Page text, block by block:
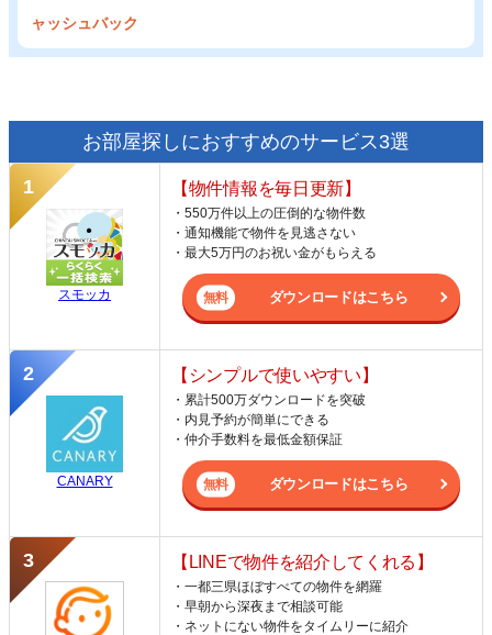
ャッシュバック
お部屋探しにおすすめのサービス3選
スモッカ
【物件情報を毎日更新】
・550万件以上の圧倒的な物件数
・通知機能で物件を見逃さない
・最大5万円のお祝い金がもらえる
ダウンロードはこちら
CANARY
【シンプルで使いやすい】
・累計500万ダウンロードを突破
・内見予約が簡単にできる
・仲介手数料を最低金額保証
ダウンロードはこちら
【LINEで物件を紹介してくれる】
・一都三県ほぼすべての物件を網羅
・早朝から深夜まで相談可能
・ネットにない物件をタイムリーに紹介